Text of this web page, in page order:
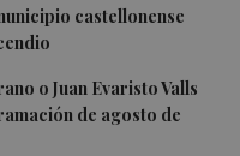
castellonense
o Juan Evaristo Valls
de agosto de